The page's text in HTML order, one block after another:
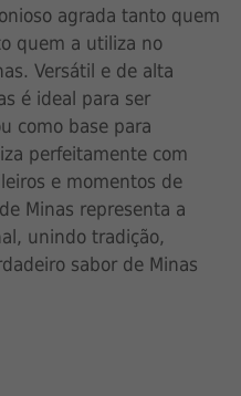
agrada tanto quem
quem a utiliza no
Versátil e de alta
é ideal para ser
como base para
perfeitamente com
e momentos de
Minas representa a
unindo tradição,
sabor de Minas